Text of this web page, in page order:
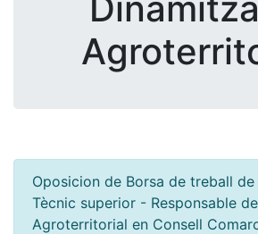
Oposicion de Borsa de treball
Tècnic superior - Responsable
Agroterritorial en Consell